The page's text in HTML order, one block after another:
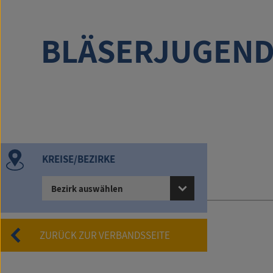
KREISE/BEZIRKE
Bezirk auswählen
ZURÜCK ZUR VERBANDSSEITE
Bildnachweise: